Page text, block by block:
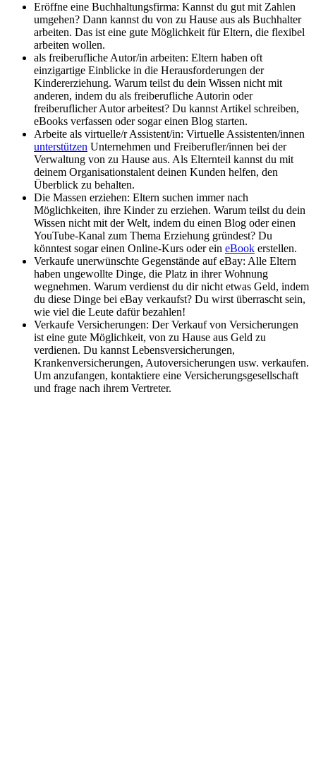
Eröffne eine Buchhaltungsfirma: Kannst du gut mit Zahlen
umgehen? Dann kannst du von zu Hause aus als Buchhalter
arbeiten. Das ist eine gute Möglichkeit für Eltern, die flexibel
arbeiten wollen.
als freiberufliche Autor/in arbeiten: Eltern haben oft
einzigartige Einblicke in die Herausforderungen der
Kindererziehung. Warum teilst du dein Wissen nicht mit
anderen, indem du als freiberufliche Autorin oder
freiberuflicher Autor arbeitest? Du kannst Artikel schreiben,
eBooks verfassen oder sogar einen Blog starten.
Arbeite als virtuelle/r Assistent/in: Virtuelle Assistenten/innen
unterstützen Unternehmen und Freiberufler/innen bei der
Verwaltung von zu Hause aus. Als Elternteil kannst du mit
deinem Organisationstalent deinen Kunden helfen, den
Überblick zu behalten.
Die Massen erziehen: Eltern suchen immer nach
Möglichkeiten, ihre Kinder zu erziehen. Warum teilst du dein
Wissen nicht mit der Welt, indem du einen Blog oder einen
YouTube-Kanal zum Thema Erziehung gründest? Du
könntest sogar einen Online-Kurs oder ein eBook erstellen.
Verkaufe unerwünschte Gegenstände auf eBay: Alle Eltern
haben ungewollte Dinge, die Platz in ihrer Wohnung
wegnehmen. Warum verdienst du dir nicht etwas Geld, indem
du diese Dinge bei eBay verkaufst? Du wirst überrascht sein,
wie viel die Leute dafür bezahlen!
Verkaufe Versicherungen: Der Verkauf von Versicherungen
ist eine gute Möglichkeit, von zu Hause aus Geld zu
verdienen. Du kannst Lebensversicherungen,
Krankenversicherungen, Autoversicherungen usw. verkaufen.
Um anzufangen, kontaktiere eine Versicherungsgesellschaft
und frage nach ihrem Vertreter.